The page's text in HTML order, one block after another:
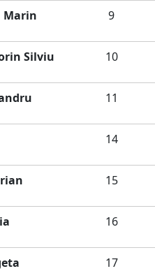
Marin 9
Silviu 10
11
14
15
16
17